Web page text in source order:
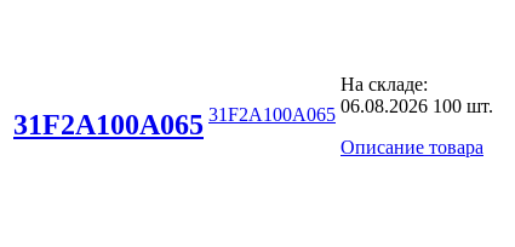
31F2A100A065 31F2A100A065
На складе:
06.08.2026 100 шт.
Описание товара